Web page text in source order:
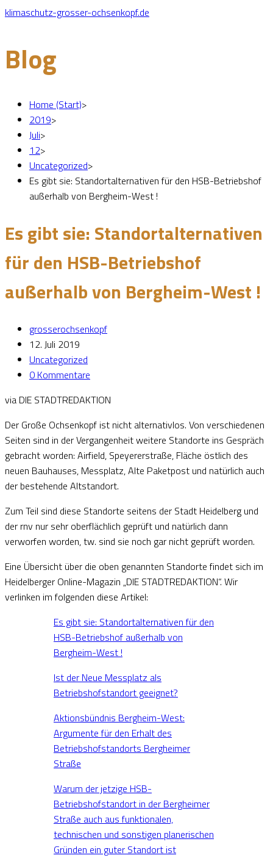
klimaschutz-grosser-ochsenkopf.de
Blog
Home (Start)>
2019>
Juli>
12>
Uncategorized>
Es gibt sie: Standortalternativen für den HSB-Betriebshof
außerhalb von Bergheim-West !
Es gibt sie: Standortalternativen
für den HSB-Betriebshof
außerhalb von Bergheim-West !
grosserochsenkopf
12. Juli 2019
Uncategorized
0 Kommentare
via DIE STADTREDAKTION
Der Große Ochsenkopf ist nicht alternativlos. Von verschiedenen
Seiten sind in der Vergangenheit weitere Standorte ins Gespräch
gebracht worden: Airfield, Speyererstraße, Fläche östlich des
neuen Bauhauses, Messplatz, Alte Paketpost und natürlich auch
der bestehende Altstandort.
Zum Teil sind diese Standorte seitens der Stadt Heidelberg und
der rnv nur sehr oberflächlich geprüft und natürlich dann
verworfen worden, tw. sind sie noch gar nicht geprüft worden.
Eine Übersicht über die oben genannten Standorte findet sich im
Heidelberger Online-Magazin „DIE STADTREDAKTION“. Wir
verlinken im folgenden diese Artikel:
Es gibt sie: Standortalternativen für den
HSB-Betriebshof außerhalb von
Bergheim-West !
Ist der Neue Messplatz als
Betriebshofstandort geeignet?
Aktionsbündnis Bergheim-West:
Argumente für den Erhalt des
Betriebshofstandorts Bergheimer
Straße
Warum der jetzige HSB-
Betriebshofstandort in der Bergheimer
Straße auch aus funktionalen,
technischen und sonstigen planerischen
Gründen ein guter Standort ist